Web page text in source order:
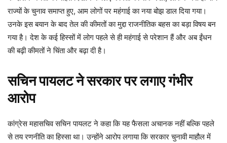
राज्यों के चुनाव समाप्त हुए, आम लोगों पर महंगाई का नया बोझ डाल दिया गया।
उनके इस बयान के बाद तेल की कीमतों का मुद्दा राजनीतिक बहस का बड़ा विषय बन
गया है। देश के कई हिस्सों में लोग पहले से ही महंगाई से परेशान हैं और अब ईंधन
की बढ़ी कीमतों ने चिंता और बढ़ा दी है।
सचिन पायलट ने सरकार पर लगाए गंभीर
आरोप
कांग्रेस महासचिव सचिन पायलट ने कहा कि यह फैसला अचानक नहीं बल्कि पहले
से तय रणनीति का हिस्सा था। उन्होंने आरोप लगाया कि सरकार चुनावी माहौल में